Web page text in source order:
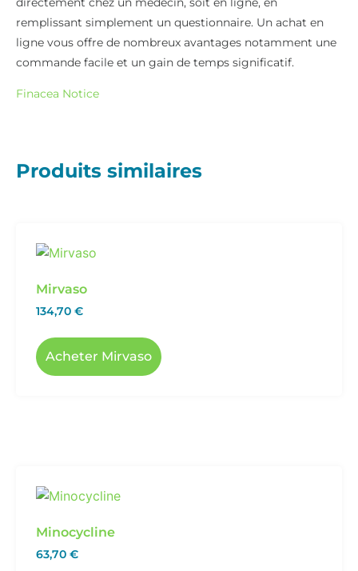
remplissant simplement un questionnaire. Un achat en
ligne vous offre de nombreux avantages notamment une
commande facile et un gain de temps significatif.
Finacea Notice
Produits similaires
Mirvaso
134,70 €
Acheter Mirvaso
Minocycline
63,70 €